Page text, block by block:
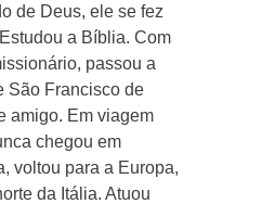
de Deus, ele se fez
a Bíblia. Com
passou a
São Francisco de
amigo. Em viagem
chegou em
voltou para a Europa,
da Itália. Atuou